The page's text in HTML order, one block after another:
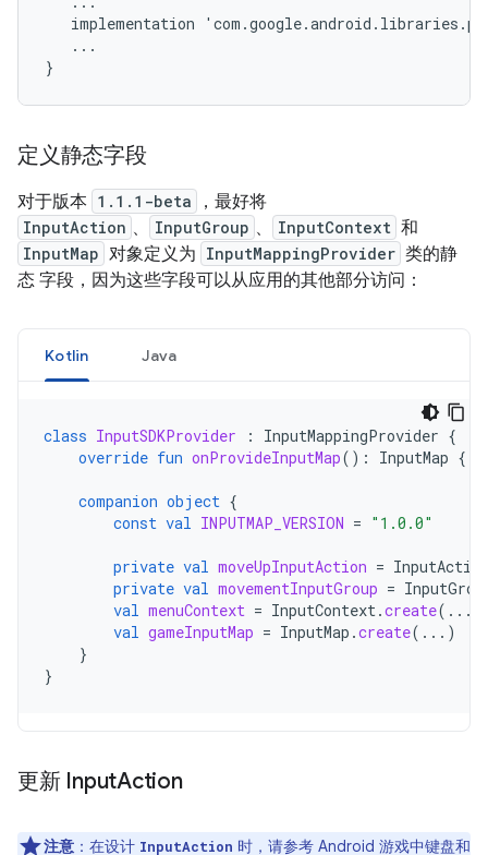
implementation
' com .google.android . libraries .
...
}
定义静态字段
对于版本 1.1.1-beta ，最好将
InputAction 、 InputGroup 、 InputContext 和
InputMap 对象定义为 InputMappingProvider 类的静
态 字段，因为这些字段可以从应用的其他部分访问：
Kotlin Java
class InputSDKProvider : InputMappingProvider {
override fun onProvideInputMap(): InputMap {
companion object {
const val INPUTMAP_VERSION = "1.0.0"
private val moveUpInputAction = InputAction
private val movementInputGroup =
val menuContext = InputContext.create(...)
val gameInputMap = InputMap .create(...)
}
}
更新 InputAction
注意 ：在设计 InputAction 时，请参考 Android 游戏中键盘和